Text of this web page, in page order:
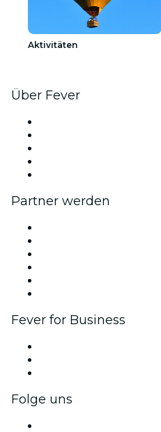
Aktivitäten
Über Fever
Partner werden
Fever for Business
Folge uns